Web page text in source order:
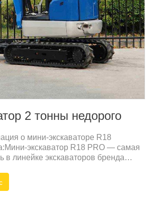
2 тонны недорого
о мини-экскаваторе R18
экскаватор R18 PRO — самая
в линейке экскаваторов бренда
экскаватор сочетает в себе
с высокой производительностью,